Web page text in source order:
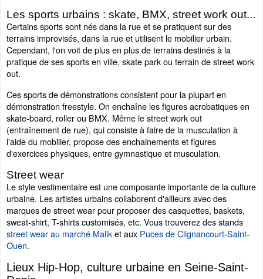
Les sports urbains : skate, BMX, street work out...
Certains sports sont nés dans la rue et se pratiquent sur des
terrains improvisés, dans la rue et utilisent le mobilier urbain.
Cependant, l'on voit de plus en plus de terrains destinés à la
pratique de ses sports en ville, skate park ou terrain de street work
out.
Ces sports de démonstrations consistent pour la plupart en
démonstration freestyle. On enchaîne les figures acrobatiques en
skate-board, roller ou BMX. Même le street work out
(entraînement de rue), qui consiste à faire de la musculation à
l'aide du mobilier, propose des enchainements et figures
d'exercices physiques, entre gymnastique et musculation.
Street wear
Le style vestimentaire est une composante importante de la culture
urbaine. Les artistes urbains collaborent d'ailleurs avec des
marques de street wear pour proposer des casquettes, baskets,
sweat-shirt, T-shirts customisés, etc. Vous trouverez des stands
street wear au marché Maliket aux Puces de Clignancourt-Saint-
Ouen.
Lieux Hip-Hop, culture urbaine en Seine-Saint-